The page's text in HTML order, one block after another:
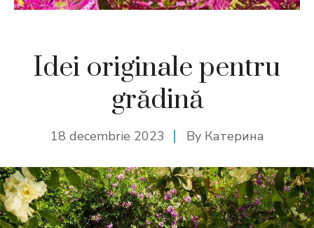
Idei originale pentru
grădină
18 decembrie 2023 By Катерина